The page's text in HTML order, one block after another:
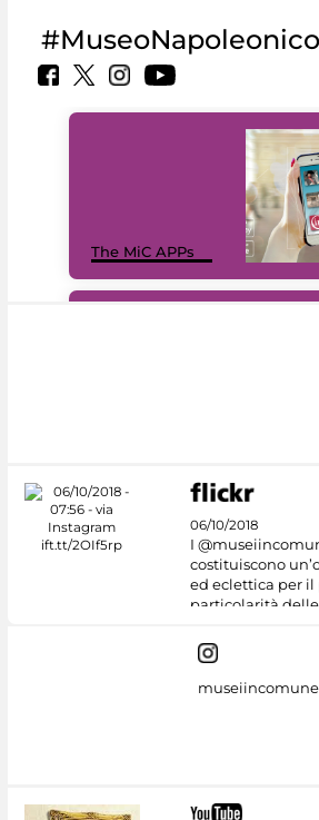
#MuseoNapoleonico
The MiC APPs
06/10/2018
I
costituiscono
ed eclettica per il
particolarità